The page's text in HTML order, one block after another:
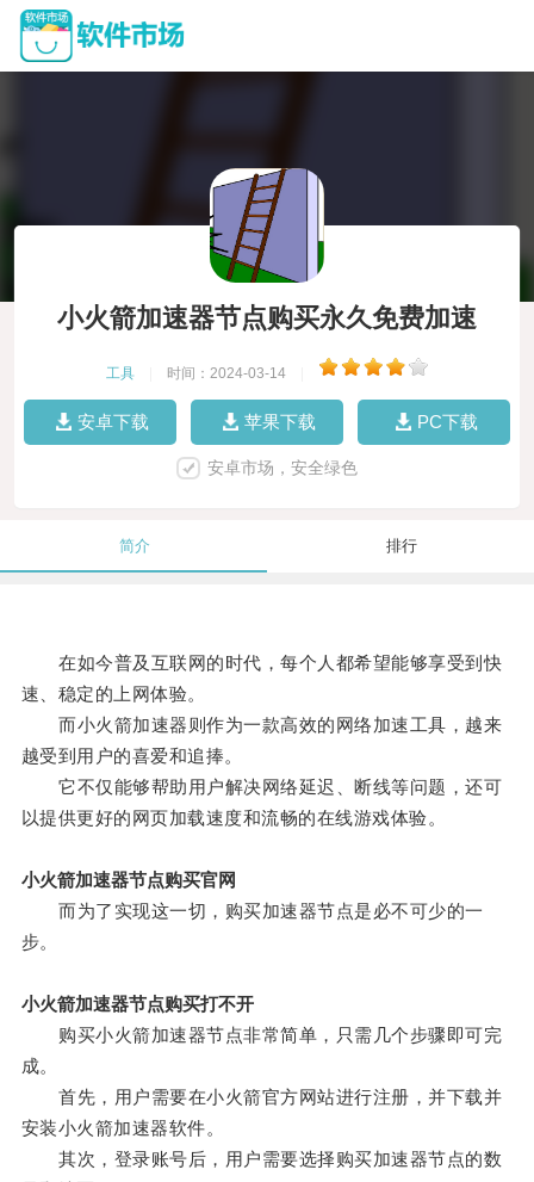
小火箭加速器节点购买永久免费加速
工具 时间：2024-03-14
安卓下载 苹果下载 PC下载
安卓市场，安全绿色
简介 排行
在如今普及互联网的时代，每个人都希望能够享受到快
速、稳定的上网体验。
而小火箭加速器则作为一款高效的网络加速工具，越来
越受到用户的喜爱和追捧。
它不仅能够帮助用户解决网络延迟、断线等问题，还可
以提供更好的网页加载速度和流畅的在线游戏体验。
小火箭加速器节点购买官网
而为了实现这一切，购买加速器节点是必不可少的一
步。
小火箭加速器节点购买打不开
购买小火箭加速器节点非常简单，只需几个步骤即可完
成。
首先，用户需要在小火箭官方网站进行注册，并下载并
安装小火箭加速器软件。
其次，登录账号后，用户需要选择购买加速器节点的数